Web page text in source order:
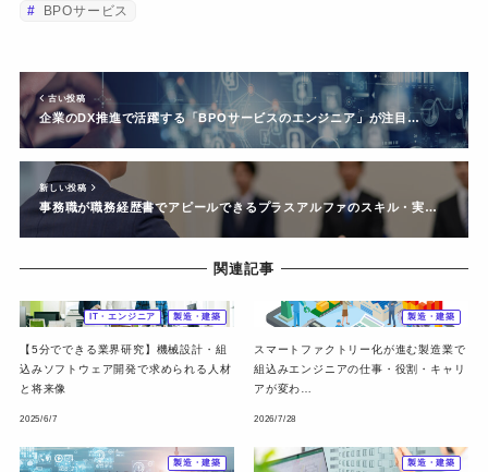
BPOサービス
古い投稿
企業のDX推進で活躍する「BPOサービスのエンジニア」が注目…
新しい投稿
事務職が職務経歴書でアピールできるプラスアルファのスキル・実…
関連記事
IT・エンジニア 製造・建築
【5分でできる業界研究】機械設計・組
込みソフトウェア開発で求められる人材
と将来像
2025/6/7
製造・建築
スマートファクトリー化が進む製造業で
組込みエンジニアの仕事・役割・キャリ
アが変わ…
2026/7/28
製造・建築 製造・建築